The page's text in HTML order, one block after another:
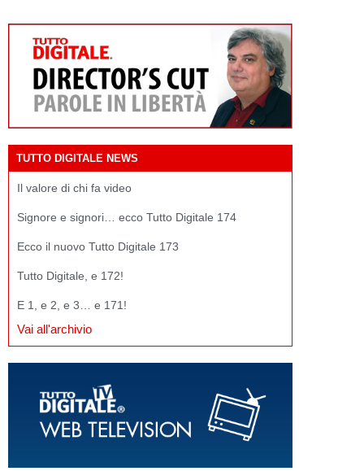
TUTTO DIGITALE NEWS
Il valore di chi fa video
Signore e signori… ecco Tutto Digitale 174
Ecco il nuovo Tutto Digitale 173
Tutto Digitale, e 172!
E 1, e 2, e 3… e 171!
Vai all'archivio